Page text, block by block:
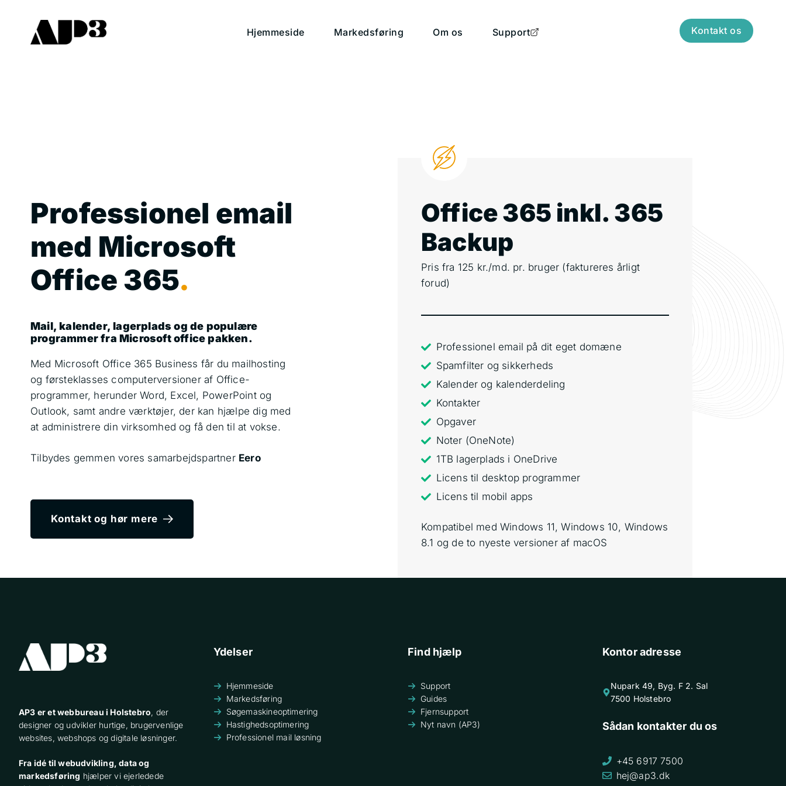
indhold
Hjemmeside Markedsføring Om os Support Kontakt os
Professionel email
med Microsoft
Office 365.
Mail, kalender, lagerplads og de populære
programmer fra Microsoft office pakken.
Med Microsoft Office 365 Business får du mailhosting
og førsteklasses computerversioner af Office-
programmer, herunder Word, Excel, PowerPoint og
Outlook, samt andre værktøjer, der kan hjælpe dig med
at administrere din virksomhed og få den til at vokse.
Tilbydes gemmen vores samarbejdspartner Eero
Kontakt og hør mere
Office 365 inkl. 365
Backup
Pris fra 125 kr./md. pr. bruger (faktureres årligt
forud)
Professionel email på dit eget domæne
Spamfilter og sikkerheds
Kalender og kalenderdeling
Kontakter
Opgaver
Noter (OneNote)
1TB lagerplads i OneDrive
Licens til desktop programmer
Licens til mobil apps
Kompatibel med Windows 11, Windows 10, Windows
8.1 og de to nyeste versioner af macOS
AP3 er et webbureau i Holstebro, der
designer og udvikler hurtige, brugervenlige
websites, webshops og digitale løsninger.
Fra idé til webudvikling, data og
markedsføring hjælper vi ejerledede
Ydelser
Hjemmeside
Markedsføring
Søgemaskineoptimering
Hastighedsoptimering
Professionel mail løsning
Find hjælp
Support
Guides
Fjernsupport
Nyt navn (AP3)
Kontor adresse
Nupark 49, Byg. F 2. Sal
7500 Holstebro
Sådan kontakter du os
+45 6917 7500
hej@ap3.dk